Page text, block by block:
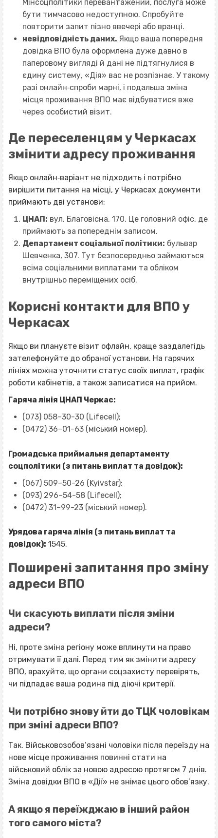
Мінсоцполітики перевантажений, послуга може
бути тимчасово недоступною. Спробуйте
повторити запит пізно ввечері або вранці.
невідповідність даних. Якщо ваша попередня
довідка ВПО була оформлена дуже давно в
паперовому вигляді й дані не підтягнулися в
єдину систему, «Дія» вас не розпізнає. У такому
разі онлайн‐спроби марні, і подальша зміна
місця проживання ВПО має відбуватися вже
через особистий візит.
Де переселенцям у Черкасах
змінити адресу проживання
Якщо онлайн‐варіант не підходить і потрібно
вирішити питання на місці, у Черкасах документи
приймають дві установи:
ЦНАП: вул. Благовісна, 170. Це головний офіс, де
приймають за попереднім записом.
Департамент соціальної політики: бульвар
Шевченка, 307. Тут безпосередньо займаються
всіма соціальними виплатами та обліком
внутрішньо переміщених осіб.
Корисні контакти для ВПО у
Черкасах
Якщо ви плануєте візит офлайн, краще заздалегідь
зателефонуйте до обраної установи. На гарячих
лініях можна уточнити статус своїх виплат, графік
роботи кабінетів, а також записатися на прийом.
Гаряча лінія ЦНАП Черкас:
(073) 058–30-30 (Lifecell);
(0472) 36–01-63 (міський номер).
Громадська приймальня департаменту
соцполітики (з питань виплат та довідок):
(067) 509–50-26 (Kyivstar);
(093) 296–54-58 (Lifecell);
(0472) 31–99-23 (міський номер).
Урядова гаряча лінія (з питань виплат та
довідок): 1545.
Поширені запитання про зміну
адреси ВПО
Чи скасують виплати після зміни
адреси?
Ні, проте зміна регіону може вплинути на право
отримувати її далі. Перед тим як змінити адресу
ВПО, врахуйте, що органи соцзахисту перевірять,
чи підпадає ваша родина під діючі критерії.
Чи потрібно знову йти до ТЦК чоловікам
при зміні адреси ВПО?
Так. Військовозобов’язані чоловіки після переїзду на
нове місце проживання повинні стати на
військовий облік за новою адресою протягом 7 днів.
Зміна довідки ВПО в «Дії» не знімає цього обов’язку.
А якщо я переїжджаю в інший район
того самого міста?